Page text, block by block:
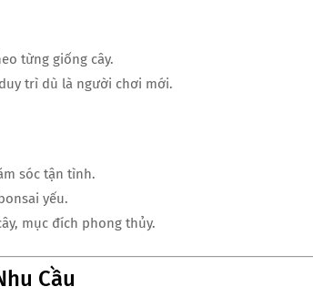
từng giống cây.
trì dù là người chơi mới.
sóc tận tình.
yếu.
mục đích phong thủy.
Cầu